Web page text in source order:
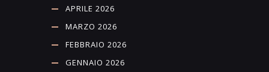
APRILE 2026
MARZO 2026
FEBBRAIO 2026
GENNAIO 2026